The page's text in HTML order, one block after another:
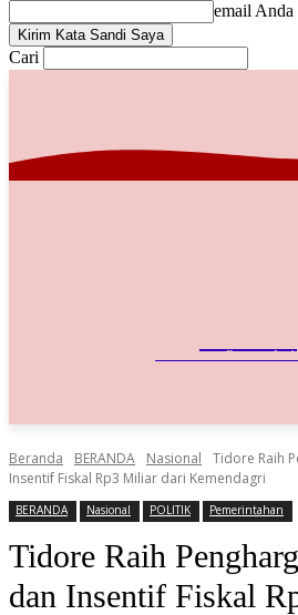
email Anda
Cari
Referensi Bisnis
Beranda BERANDA Nasional
Tidore Raih
Insentif Fiskal Rp3 Miliar dari Kemendagri
BERANDA Nasional POLITIK Pemerintahan
Tidore Raih
dan Insentif Fiskal